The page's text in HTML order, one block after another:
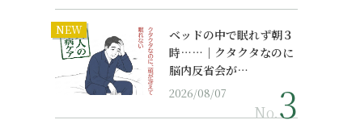
NEW
ベッドの中で眠れず朝３
時……｜クタクタなのに
脳内反省会が…
2026/08/07
No.